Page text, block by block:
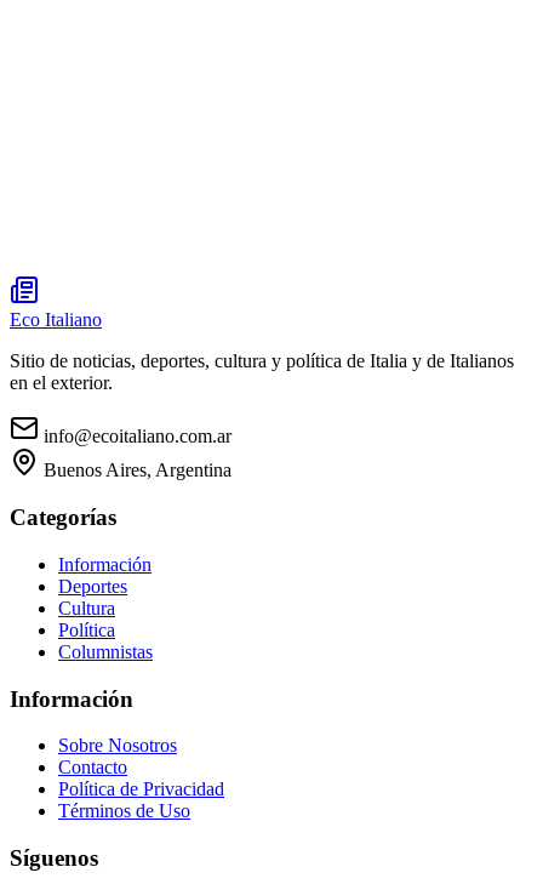
Eco Italiano
Sitio de noticias, deportes, cultura y política de Italia y de Italianos
en el exterior.
info@ecoitaliano.com.ar
Buenos Aires, Argentina
Categorías
Información
Deportes
Cultura
Política
Columnistas
Información
Sobre Nosotros
Contacto
Política de Privacidad
Términos de Uso
Síguenos